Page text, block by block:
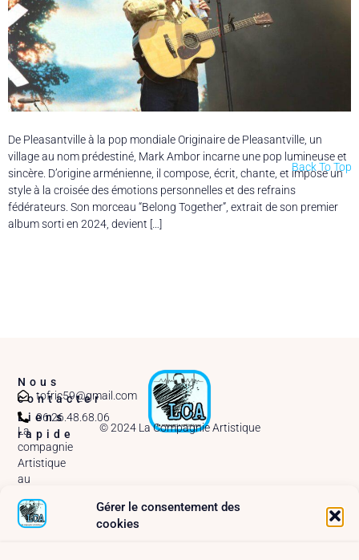
Gérer le consentement des
cookies
De Pleasantville à la pop mondiale Originaire de Pleasantville, un
village au nom prédestiné, Mark Ambor incarne une pop lumineuse et
sincère. D’origine arménienne, il compose, écrit, chante, et impose un
style à la croisée des émotions personnelles et des refrains
fédérateurs. Son morceau “Belong Together”, extrait de son premier
album sorti en 2024, devient […]
© 2024 La Compagnie Artistique
Liens
rapide
La
compagnie
Artistique
au
Arras –
2025
Nous
contacter
tofric59@gmail.com
06.26.48.68.06
Back To Top